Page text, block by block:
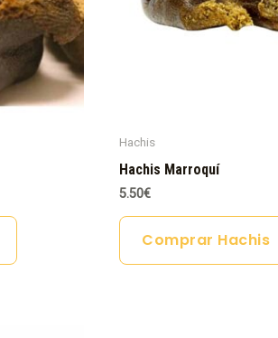
Hachis
Hachis Marroquí
5.50€
Comprar Hachis